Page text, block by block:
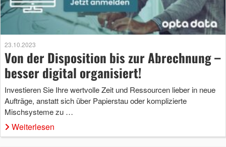
23.10.2023
Von der Disposition bis zur Abrechnung –
besser digital organisiert!
Investieren Sie Ihre wertvolle Zeit und Ressourcen lieber in neue
Aufträge, anstatt sich über Papierstau oder komplizierte
Mischsysteme zu …
Weiterlesen